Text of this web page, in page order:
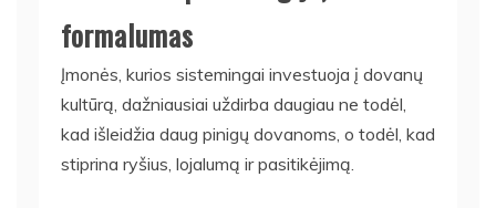
formalumas
Įmonės, kurios sistemingai investuoja į dovanų
kultūrą, dažniausiai uždirba daugiau ne todėl,
kad išleidžia daug pinigų dovanoms, o todėl, kad
stiprina ryšius, lojalumą ir pasitikėjimą.